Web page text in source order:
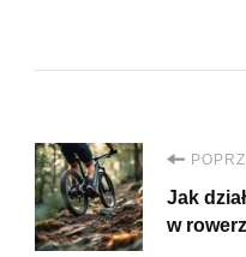
wpisu
Jak
w